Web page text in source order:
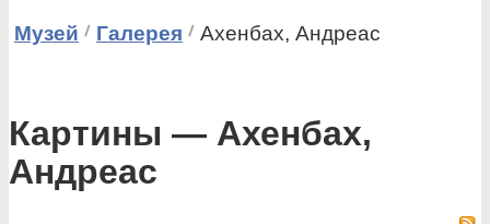
Музей Галерея Ахенбах, Андреас
Картины — Ахенбах,
Андреас